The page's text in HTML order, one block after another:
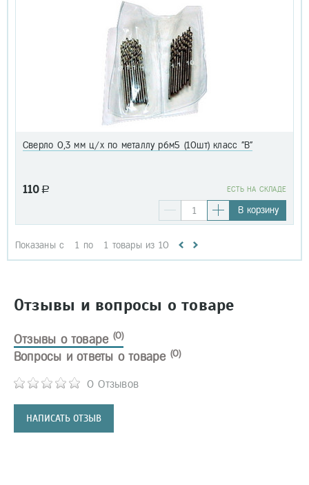
Сверло 0,3 мм ц/х по металлу р6м5 (10шт) класс "В"
110 a EСТЬ НА СКЛАДЕ
В корзину
Показаны с 1 по 1 товары из 10
Отзывы и вопросы о товаре
Отзывы о товаре (0)
0 Отзывов
НАПИСАТЬ ОТЗЫВ
Вопросы и ответы о товаре (0)